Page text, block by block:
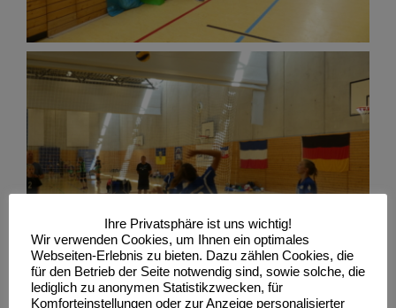
Ihre Privatsphäre ist uns wichtig!
Wir verwenden Cookies, um Ihnen ein optimales
Webseiten-Erlebnis zu bieten. Dazu zählen Cookies, die
für den Betrieb der Seite notwendig sind, sowie solche, die
lediglich zu anonymen Statistikzwecken, für
Komforteinstellungen oder zur Anzeige personalisierter